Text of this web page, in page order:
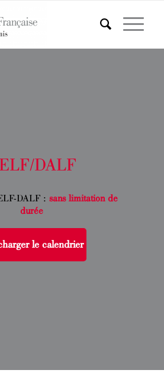
DALF
DALF : sans limitation de
durée
le calendrier